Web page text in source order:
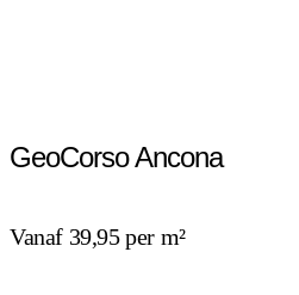
GeoCorso Ancona
Vanaf 39,95 per m²